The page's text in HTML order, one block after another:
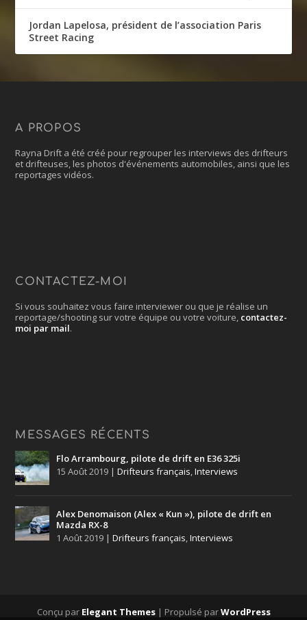
Jordan Lapelosa, président de l’association Paris
Street Racing
A PROPOS
Rayna Drift a été créé pour regrouper les interviews des drifteurs
et drifteuses, les photos d'événements automobiles, ainsi que les
reportages vidéos.
CONTACTEZ-MOI
Si vous souhaitez vous faire interviewer ou que je réalise un
reportage/shooting sur votre équipe ou votre voiture, contactez-
moi par mail.
MESSAGES RÉCENTS
Flo Arrambourg, pilote de drift en E36 325i
15 Août 2019 |Drifteurs français,Interviews
Alex Denomaison (Alex « Kun »), pilote de drift en
Mazda RX-8
1 Août 2019 |Drifteurs français,Interviews
Conçu par Elegant Themes| Propulsé parWordPress